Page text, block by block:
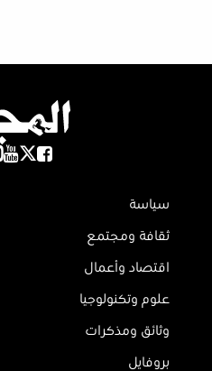
سياسة
ثقافة ومجتمع
اقتصاد وأعمال
علوم وتكنولوجيا
وثائق ومذكرات
بروفايل